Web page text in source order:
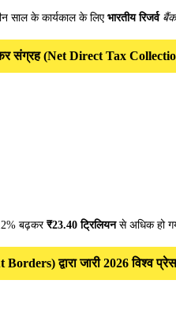
साल के कार्यकाल के लिए भारतीय रिजर्व बैंक
कर संग्रह (Net Direct Tax
बढ़कर ₹23.40 ट्रिलियनसे अधिक हो
Borders) द्वारा जारी 2026